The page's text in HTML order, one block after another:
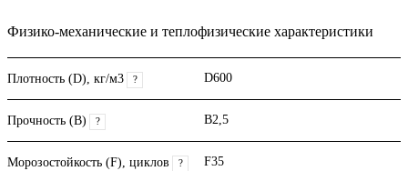
Физико-механические и теплофизические характеристики
Плотность (D), кг/м3 ? D600
Прочность (В) ? B2,5
Морозостойкость (F), циклов ? F35